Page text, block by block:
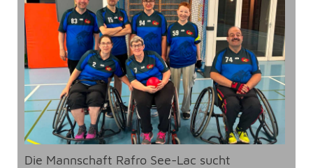
Die Mannschaft Rafro See-Lac sucht